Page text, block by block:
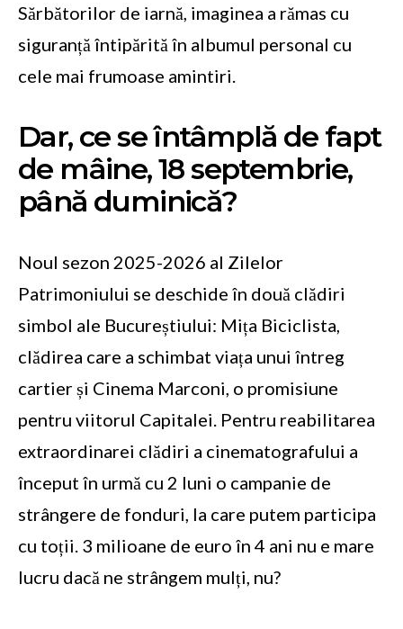
Sărbătorilor de iarnă, imaginea a rămas cu
siguranță întipărită în albumul personal cu
cele mai frumoase amintiri.
Dar, ce se întâmplă de fapt
de mâine, 18 septembrie,
până duminică?
Noul sezon 2025-2026 al Zilelor
Patrimoniului se deschide în două clădiri
simbol ale Bucureștiului: Mița Biciclista,
clădirea care a schimbat viața unui întreg
cartier și Cinema Marconi, o promisiune
pentru viitorul Capitalei. Pentru reabilitarea
extraordinarei clădiri a cinematografului a
început în urmă cu 2 luni o campanie de
strângere de fonduri, la care putem participa
cu toții. 3 milioane de euro în 4 ani nu e mare
lucru dacă ne strângem mulți, nu?